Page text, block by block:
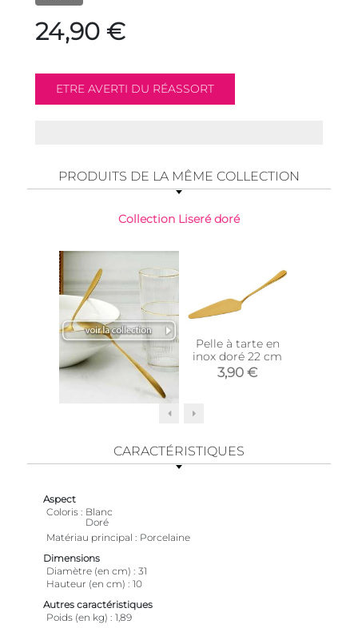
24,90 €
PRODUITS DE LA MÊME COLLECTION
Collection Liseré doré
Pelle à tarte en
inox doré 22 cm
3,90 €
CARACTÉRISTIQUES
Aspect
Coloris
Blanc
Doré
Matériau principal
Porcelaine
Dimensions
Diamètre (en cm)
31
Hauteur (en cm)
10
Autres caractéristiques
Poids (en kg)
1,89